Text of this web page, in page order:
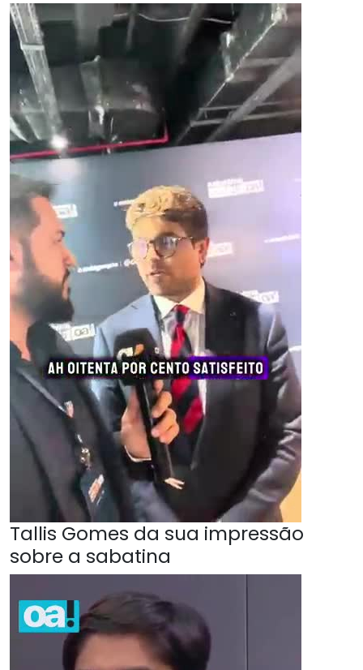
Tallis Gomes da sua impressão
sobre a sabatina